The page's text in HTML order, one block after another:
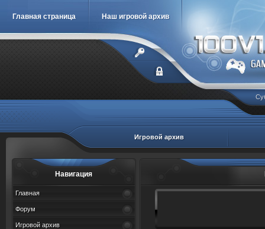
Главная страница Наш игровой архив
Игровой архив
Навигация
Главная
Форум
Игровой архив